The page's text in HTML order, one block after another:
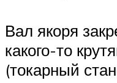
Вал якоря
какого-то
(токарный